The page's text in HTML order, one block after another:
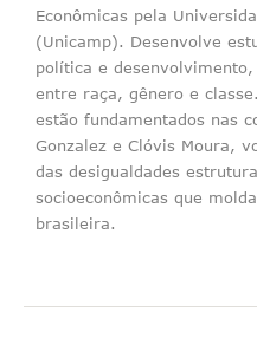
Econômicas pela
(Unicamp). Desenvolve
política e
entre raça, gênero e
estão fundamentados nas
Gonzalez e Clóvis Moura,
das desigualdades
socioeconômicas que
brasileira.